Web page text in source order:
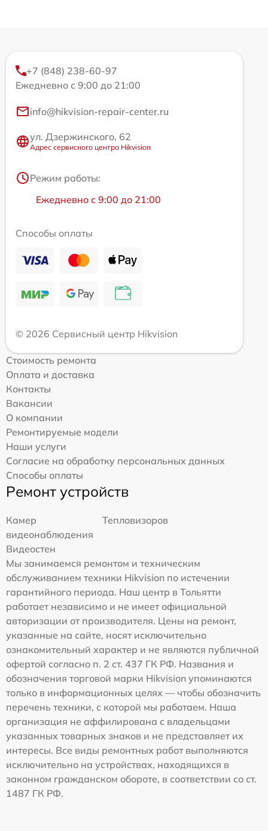
+7 (848) 238-60-97
Ежедневно с 9:00 до 21:00
info@hikvision-repair-center.ru
ул. Дзержинского, 62
Адрес сервисного центра Hikvision
Режим работы:
Ежедневно с 9:00 до 21:00
Способы оплаты
© 2026 Сервисный центр Hikvision
Стоимость ремонта
Оплата и доставка
Контакты
Вакансии
О компании
Ремонтируемые модели
Наши услуги
Согласие на обработку персональных данных
Способы оплаты
Ремонт устройств
Камер
видеонаблюдения
Тепловизоров
Видеостен
Мы занимаемся ремонтом и техническим
обслуживанием техники Hikvision по истечении
гарантийного периода. Наш центр в Тольятти
работает независимо и не имеет официальной
авторизации от производителя. Цены на ремонт,
указанные на сайте, носят исключительно
ознакомительный характер и не являются публичной
офертой согласно п. 2 ст. 437 ГК РФ. Названия и
обозначения торговой марки Hikvision упоминаются
только в информационных целях — чтобы обозначить
перечень техники, с которой мы работаем. Наша
организация не аффилирована с владельцами
указанных товарных знаков и не представляет их
интересы. Все виды ремонтных работ выполняются
исключительно на устройствах, находящихся в
законном гражданском обороте, в соответствии со ст.
1487 ГК РФ.